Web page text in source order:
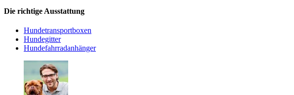
Die richtige Ausstattung
Hundetransportboxen
Hundegitter
Hundefahrradanhänger